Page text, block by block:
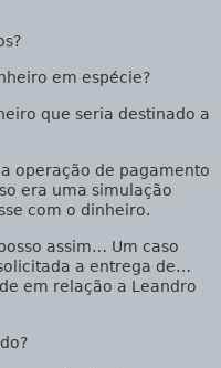
em espécie?
que seria destinado a
operação de pagamento
era uma simulação
com o dinheiro.
assim… Um caso
a entrega de…
em relação a Leandro